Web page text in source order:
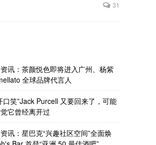
31
讯：茶颜悦色即将进入广州、杨紫
全球品牌代言人
口笑”Jack Purcell 又要回来了，可能
它曾经离开过
讯：星巴克“兴趣社区空间”全面焕